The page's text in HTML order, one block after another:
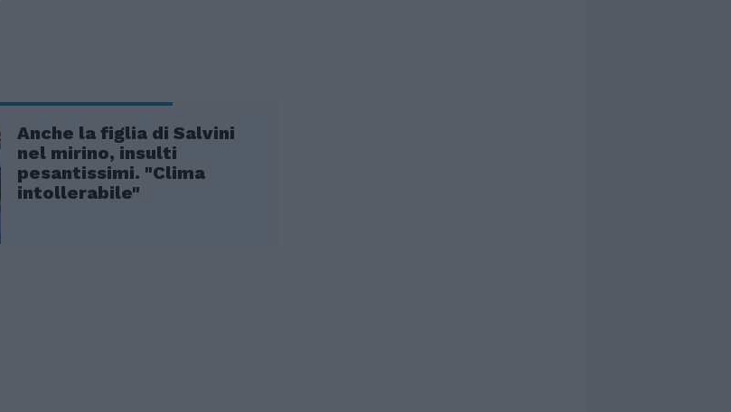
Anche la figlia di Salvini
nel mirino, insulti
pesantissimi. "Clima
intollerabile"